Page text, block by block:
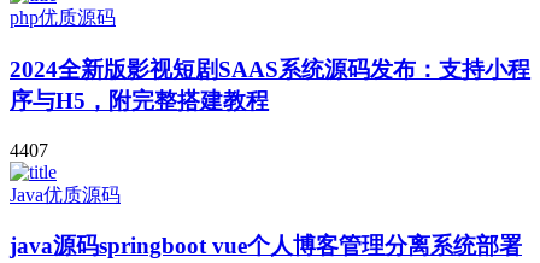
php优质源码
2024全新版影视短剧SAAS系统源码发布：支持小程
序与H5，附完整搭建教程
4407
Java优质源码
java源码springboot vue个人博客管理分离系统部署